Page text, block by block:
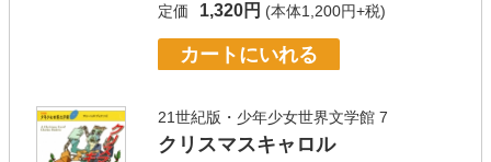
定価 1,320円 (本体1,200円+税)
カートにいれる
21世紀版・少年少女世界文学館 7
クリスマスキャロル